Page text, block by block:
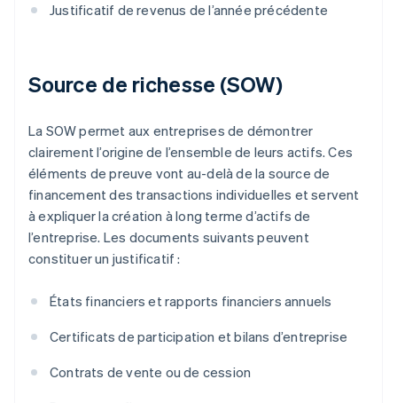
Justificatif de revenus de l’année précédente
Source de richesse (SOW)
La SOW permet aux entreprises de démontrer
clairement l’origine de l’ensemble de leurs actifs. Ces
éléments de preuve vont au-delà de la source de
financement des transactions individuelles et servent
à expliquer la création à long terme d’actifs de
l’entreprise. Les documents suivants peuvent
constituer un justificatif :
États financiers et rapports financiers annuels
Certificats de participation et bilans d’entreprise
Contrats de vente ou de cession